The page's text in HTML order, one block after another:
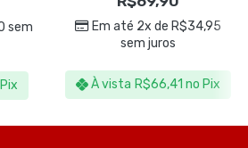
sem
Em até 2x de R$34,95
sem juros
À vista R$66,41 no Pix